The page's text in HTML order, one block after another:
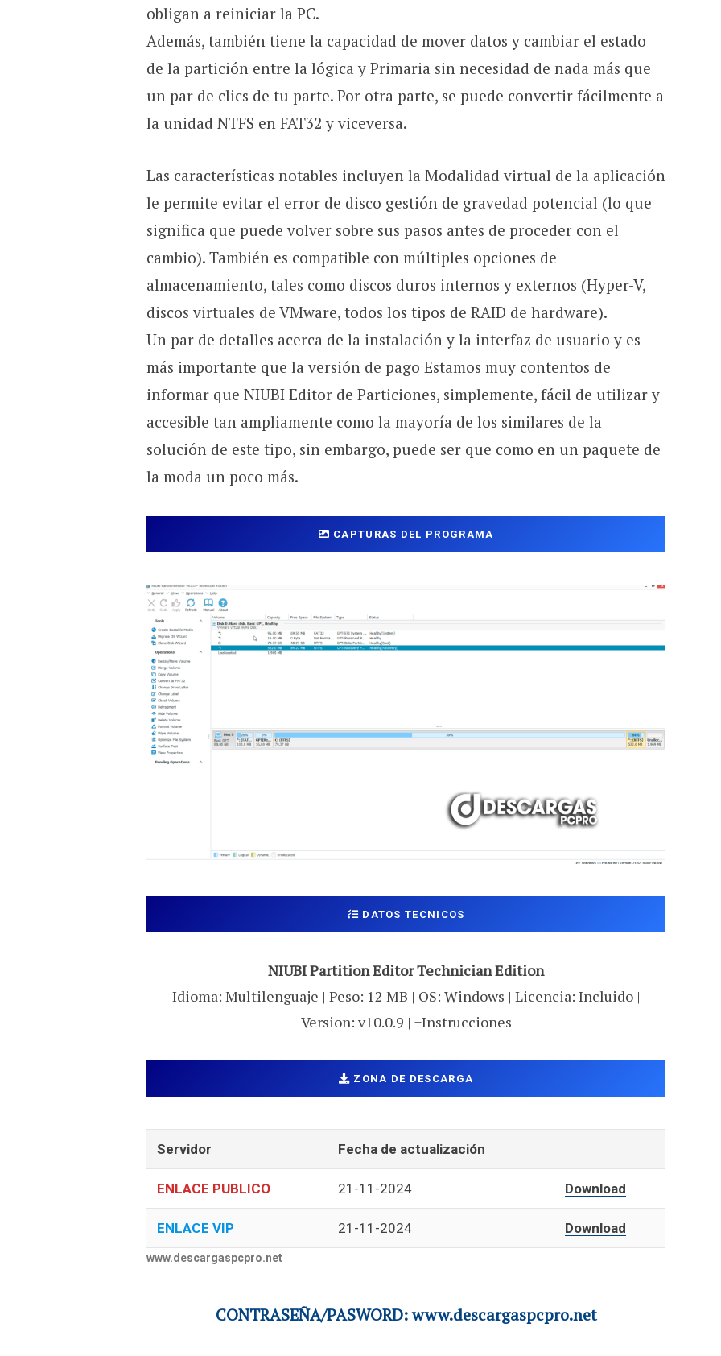
obligan a reiniciar la PC.
Además, también tiene la capacidad de mover datos y cambiar el estado
de la partición entre la lógica y Primaria sin necesidad de nada más que
un par de clics de tu parte. Por otra parte, se puede convertir fácilmente a
la unidad NTFS en FAT32 y viceversa.
Las características notables incluyen la Modalidad virtual de la aplicación
le permite evitar el error de disco gestión de gravedad potencial (lo que
significa que puede volver sobre sus pasos antes de proceder con el
cambio). También es compatible con múltiples opciones de
almacenamiento, tales como discos duros internos y externos (Hyper-V,
discos virtuales de VMware, todos los tipos de RAID de hardware).
Un par de detalles acerca de la instalación y la interfaz de usuario y es
más importante que la versión de pago Estamos muy contentos de
informar que NIUBI Editor de Particiones, simplemente, fácil de utilizar y
accesible tan ampliamente como la mayoría de los similares de la
solución de este tipo, sin embargo, puede ser que como en un paquete de
la moda un poco más.
CAPTURAS DEL PROGRAMA
DATOS TECNICOS
NIUBI Partition Editor Technician Edition
Idioma: Multilenguaje | Peso: 12 MB | OS: Windows | Licencia: Incluido |
Version: v10.0.9 | +Instrucciones
ZONA DE DESCARGA
Servidor Fecha de actualización
ENLACE PUBLICO 21-11-2024 Download
ENLACE VIP 21-11-2024 Download
www.descargaspcpro.net
CONTRASEÑA/PASWORD: www.descargaspcpro.net